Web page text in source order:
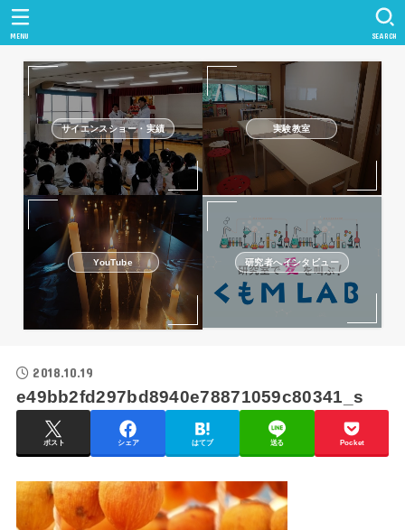
SEARCH
MENU
サイエンスショー・実績 実験教室
YouTube 研究者へインタビュー
2018.10.19
e49bb2fd297bd8940e78871059c80341_s
ポスト シェア はてブ 送る Pocket